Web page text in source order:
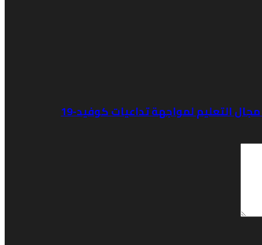
التعليم لمواجهة تداعيات كوفيد-19